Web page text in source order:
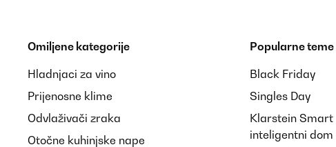
Omiljene kategorije
Hladnjaci za vino
Prijenosne klime
Odvlaživači zraka
Otočne kuhinjske nape
Popularne teme
Black Friday
Singles Day
Klarstein Smart
inteligentni dom